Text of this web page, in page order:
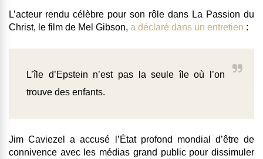
L’acteur rendu célèbre pour son rôle dans La Passion du
Christ, le film de Mel Gibson, a déclaré dans un entretien :
L’île d’Epstein n’est pas la seule île où l’on
trouve des enfants.
Jim Caviezel a accusé l’État profond mondial d’être de
connivence avec les médias grand public pour dissimuler